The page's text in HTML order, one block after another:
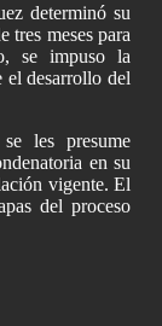
determinó su
tres meses para
se impuso la
el desarrollo del
les presume
en su
vigente. El
del proceso